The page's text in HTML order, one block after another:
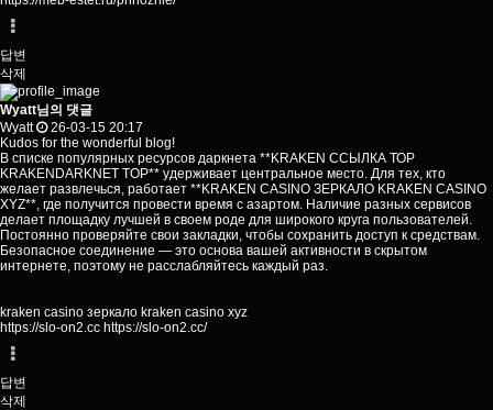
답변
삭제
Wyatt님의 댓글
Wyatt
26-03-15 20:17
Kudos for the wonderful blog!
В списке популярных ресурсов даркнета **KRAKEN ССЫЛКА ТОР
KRAKENDARKNET TOP** удерживает центральное место. Для тех, кто
желает развлечься, работает **KRAKEN CASINO ЗЕРКАЛО KRAKEN CASINO
XYZ**, где получится провести время с азартом. Наличие разных сервисов
делает площадку лучшей в своем роде для широкого круга пользователей.
Постоянно проверяйте свои закладки, чтобы сохранить доступ к средствам.
Безопасное соединение — это основа вашей активности в скрытом
интернете, поэтому не расслабляйтесь каждый раз.
kraken casino зеркало kraken casino xyz
https://slo-on2.cc https://slo-on2.cc/
답변
삭제